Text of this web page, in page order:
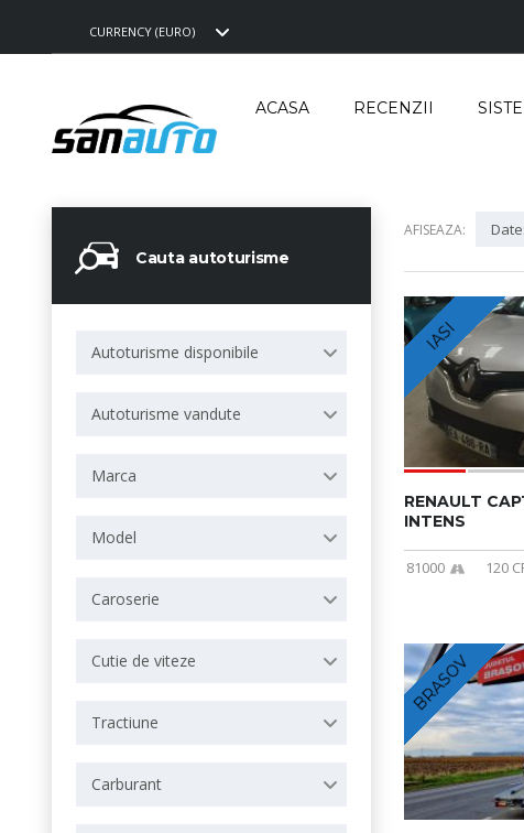
CURRENCY (EURO)
ACASA RECENZII
Cauta autoturisme
Autoturisme disponibile
Autoturisme vandute
Marca
Model
Caroserie
Cutie de viteze
Tractiune
Carburant
AFISEAZA:
IASI
RENAULT
INTENS
81000 120
BRASOV